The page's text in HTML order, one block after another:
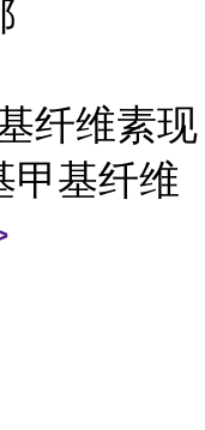
纤维素现
甲基纤维